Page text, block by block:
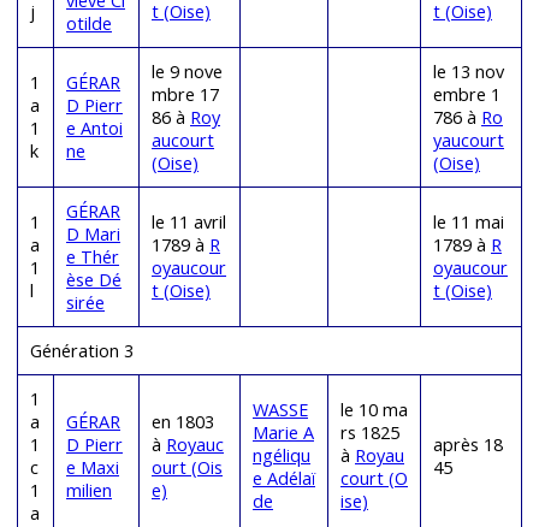
j
otilde
t (Oise)
t (Oise)
1
a
1
k
GÉRAR
D Pierr
e Antoi
ne
le 9 nove
mbre 17
86 à Roy
aucourt
(Oise)
le 13 nov
embre 1
786 à Ro
yaucourt
(Oise)
1
a
1
l
GÉRAR
D Mari
e Thér
èse Dé
sirée
le 11 avril
1789 à R
oyaucour
t (Oise)
le 11 mai
1789 à R
oyaucour
t (Oise)
Génération 3
1
a
1
c
1
a
GÉRAR
D Pierr
e Maxi
milien
en 1803
à Royauc
ourt (Ois
e)
WASSE
Marie A
ngéliqu
e Adélaï
de
le 10 ma
rs 1825
à Royau
court (O
ise)
après 18
45